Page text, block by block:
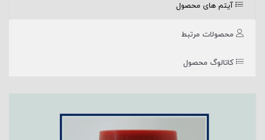
آیتم های محصول
محصولات مرتبط
کاتالوگ محصول